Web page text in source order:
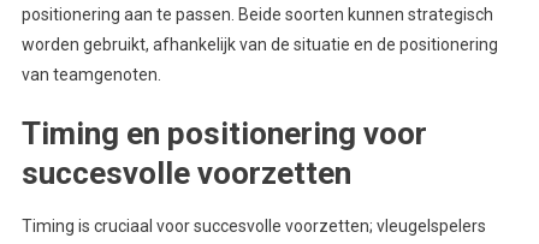
positionering aan te passen. Beide soorten kunnen strategisch
worden gebruikt, afhankelijk van de situatie en de positionering
van teamgenoten.
Timing en positionering voor
succesvolle voorzetten
Timing is cruciaal voor succesvolle voorzetten; vleugelspelers